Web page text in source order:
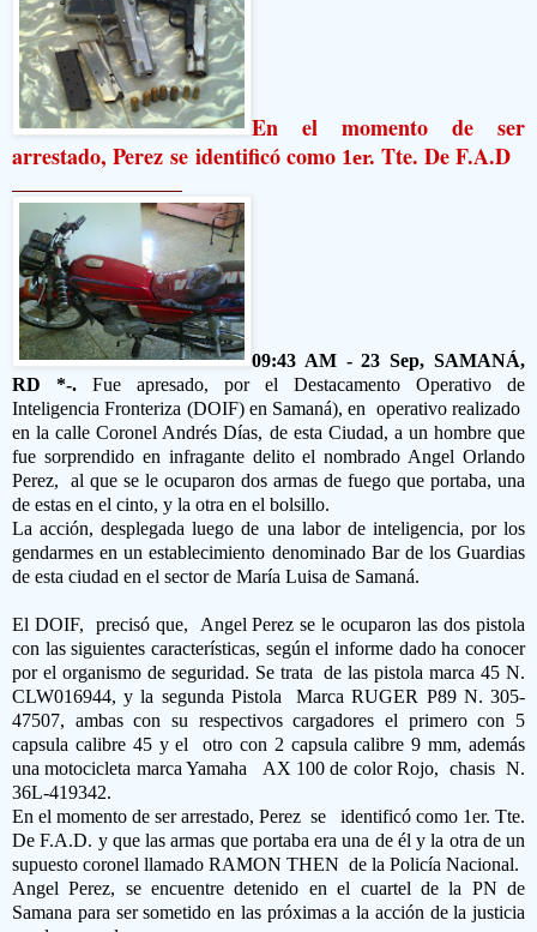
En el momento de ser
arrestado, Perez se identificó como 1er. Tte. De F.A.D
09:43 AM - 23 Sep, SAMANÁ,
RD *-. Fue apresado, por el Destacamento Operativo de
Inteligencia Fronteriza (DOIF) en Samaná), en operativo realizado
en la calle Coronel Andrés Días, de esta Ciudad, a un hombre que
fue sorprendido en infragante delito el nombrado Angel Orlando
Perez, al que se le ocuparon dos armas de fuego que portaba, una
de estas en el cinto, y la otra en el bolsillo.
La acción, desplegada luego de una labor de inteligencia, por los
gendarmes en un establecimiento denominado Bar de los Guardias
de esta ciudad en el sector de María Luisa de Samaná.
El DOIF, precisó que, Angel Perez se le ocuparon las dos pistola
con las siguientes características, según el informe dado ha conocer
por el organismo de seguridad. Se trata de las pistola marca 45 N.
CLW016944, y la segunda Pistola Marca RUGER P89 N. 305-
47507, ambas con su respectivos cargadores el primero con 5
capsula calibre 45 y el otro con 2 capsula calibre 9 mm, además
una motocicleta marca Yamaha AX 100 de color Rojo, chasis N.
36L-419342.
En el momento de ser arrestado, Perez se
identificó como 1er. Tte.
De F.A.D. y que las armas que portaba era una de él y la otra de un
supuesto coronel llamado RAMON THEN de la Policía Nacional.
Angel Perez, se encuentre detenido en el cuartel de la PN de
Samana para ser sometido en las próximas a la acción de la justicia